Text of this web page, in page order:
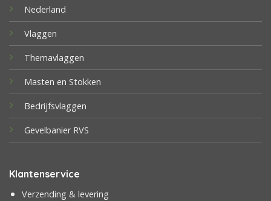
Nederland
Vlaggen
Themavlaggen
Masten en Stokken
Bedrijfsvlaggen
Gevelbanier RVS
Klantenservice
Verzending & levering